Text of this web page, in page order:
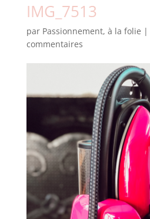
IMG_7513
par Passionnement, à la folie |
commentaires